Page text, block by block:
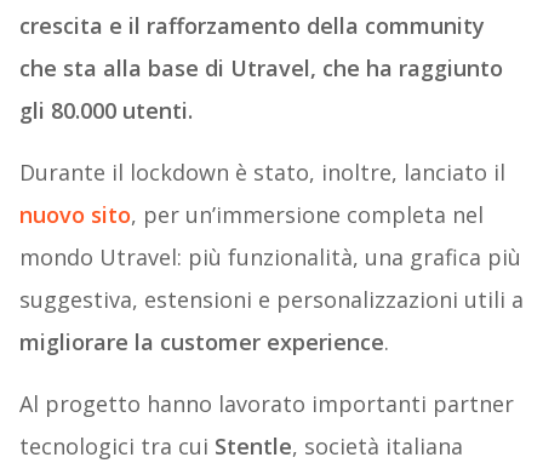
crescita e il rafforzamento della community
che sta alla base di Utravel, che ha raggiunto
gli 80.000 utenti.
Durante il lockdown è stato, inoltre, lanciato il
nuovo sito, per un’immersione completa nel
mondo Utravel: più funzionalità, una grafica più
suggestiva, estensioni e personalizzazioni utili a
migliorare la customer experience.
Al progetto hanno lavorato importanti partner
tecnologici tra cui Stentle, società italiana